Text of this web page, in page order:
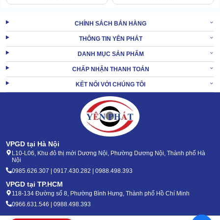
Tiết kiệm phí hoạt động
Như vừa đề cập đến ở trên, máy có công suất không cao nên điện
năng tiêu thụ không nhiều.
Đặc biệt là khi động cơ máy là dòng cảm ứng từ có khả năng tự
CHÍNH SÁCH BÁN HÀNG
THÔNG TIN YÊN PHÁT
DANH MỤC SẢN PHẨM
CHẤP NHẬN THANH TOÁN
KẾT NỐI VỚI CHÚNG TÔI
VPGD tại Hà Nội
L10-L06, Khu đô thị mới Dương Nội, Phường Dương Nội, Thành phố Hà
Nội
0985.626.307 | 0917.430.282 | 0988.498.393
VPGD tại TP.HCM
118-134 Đường số 8, Phường Bình Hưng, Thành phố Hồ Chí Minh
0966.631.546 | 0988.498.393